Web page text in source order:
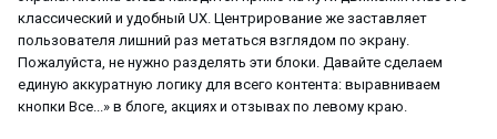
классический и удобный UX. Центрирование же заставляет
пользователя лишний раз метаться взглядом по экрану.
Пожалуйста, не нужно разделять эти блоки. Давайте сделаем
единую аккуратную логику для всего контента: выравниваем
кнопки Все...» в блоге, акциях и отзывах по левому краю.